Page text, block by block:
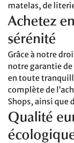
matelas, de
Achetez
sérénité
Grâce à notre
notre garantie de
en toute
complète de
Shops, ainsi que
Qualité